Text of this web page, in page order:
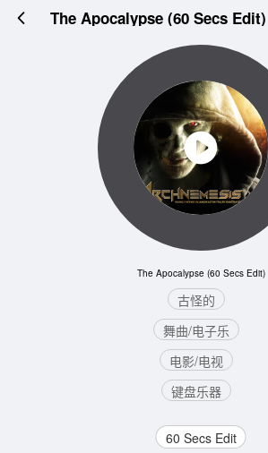
The Apocalypse (60 Secs Edit)
The Apocalypse (60 Secs Edit)
古怪的
舞曲/电子乐
电影/电视
键盘乐器
60 Secs Edit